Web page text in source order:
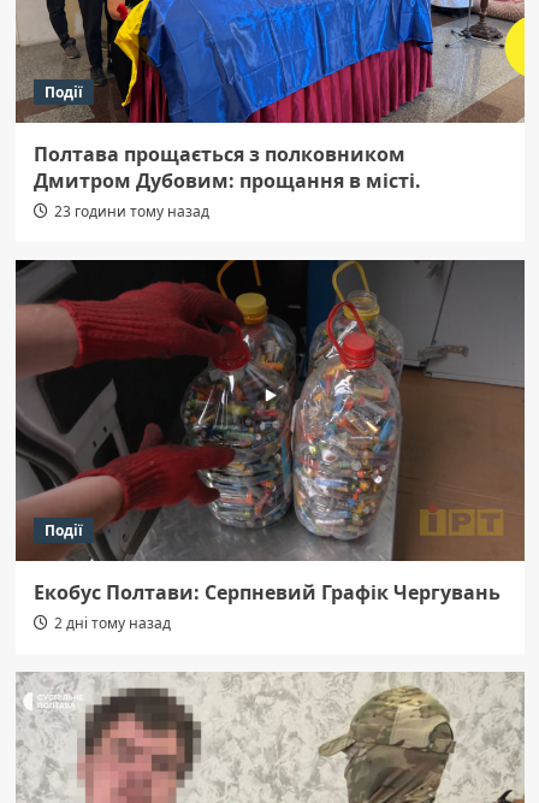
Події
Полтава прощається з полковником
Дмитром Дубовим: прощання в місті.
23 години тому назад
Події
Екобус Полтави: Серпневий Графік Чергувань
2 дні тому назад